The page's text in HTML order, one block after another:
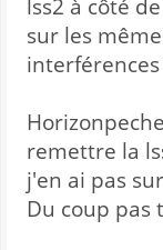
lss2 à côté
sur les
interférences
remettre la
j'en ai pas
Du coup pas